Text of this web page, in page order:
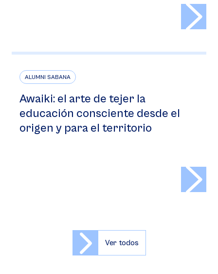
ALUMNI SABANA
Awaiki: el arte de tejer la
educación consciente desde el
origen y para el territorio
Ver todos